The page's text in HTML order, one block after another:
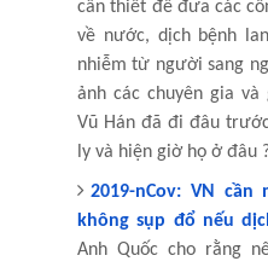
cần thiết để đưa các
về nước, dịch bệnh
nhiễm từ người sang
ảnh các chuyên gia
Vũ Hán đã đi đâu
ly và hiện giờ họ ở đâu
2019-nCov: VN
không sụp đổ nếu
Anh Quốc cho rằng